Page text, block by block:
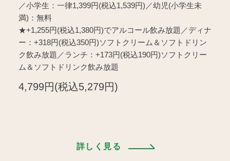
／小学生：一律1,399円(税込1,539円)／幼児(小学生未
満)：無料
★+1,255円(税込1,380円)でアルコール飲み放題／ディナ
ー：+318円(税込350円)ソフトクリーム＆ソフトドリン
ク飲み放題／ランチ：+173円(税込190円)ソフトクリー
ム＆ソフトドリンク飲み放題
4,799円(税込5,279円)
詳しく見る